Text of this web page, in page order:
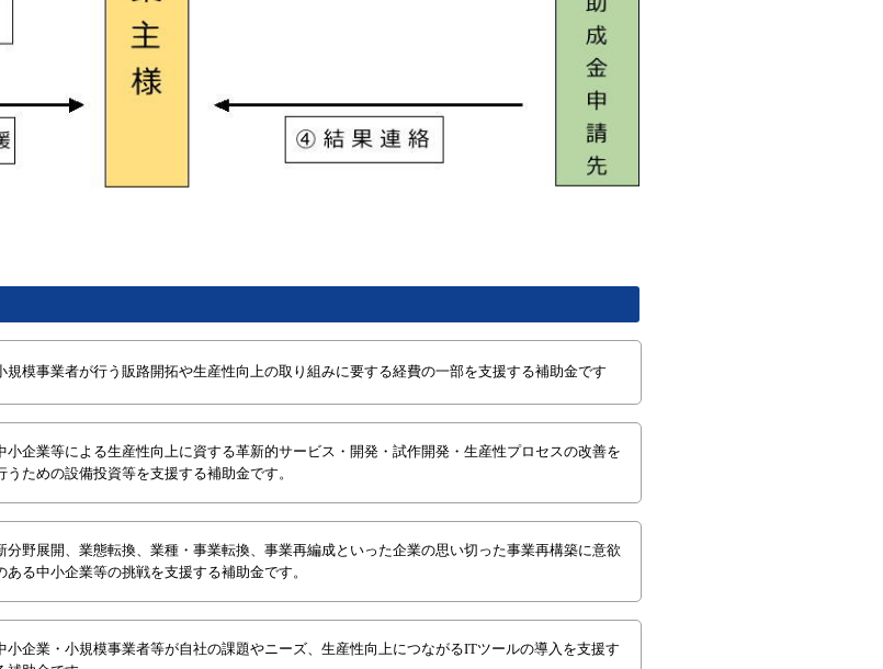
規模事業者が行う販路開拓や生産性向上の取り組みに要する経費の一部を支援する補助金です
小企業等による生産性向上に資する革新的サービス・開発・試作開発・生産性プロセスの改善を
うための設備投資等を支援する補助金です。
分野展開、業態転換、業種・事業転換、事業再編成といった企業の思い切った事業再構築に意欲
ある中小企業等の挑戦を支援する補助金です。
小企業・小規模事業者等が自社の課題やニーズ、生産性向上につながるITツールの導入を支援す